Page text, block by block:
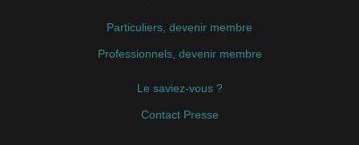
Particuliers, devenir membre
Professionnels, devenir membre
Le saviez-vous ?
Contact Presse